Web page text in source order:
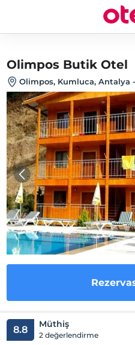
Olimpos Butik Otel
Olimpos, Kumluca, Antalya -
8.8 Müthiş
2 değerlendirme